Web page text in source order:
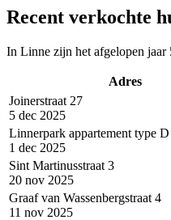
Recent verkochte
In Linne zijn het afgelopen jaar
Adres
Joinerstraat 27
5 dec 2025
Linnerpark appartement type
1 dec 2025
Sint Martinusstraat 3
20 nov 2025
Graaf van Wassenbergstraat 4
11 nov 2025